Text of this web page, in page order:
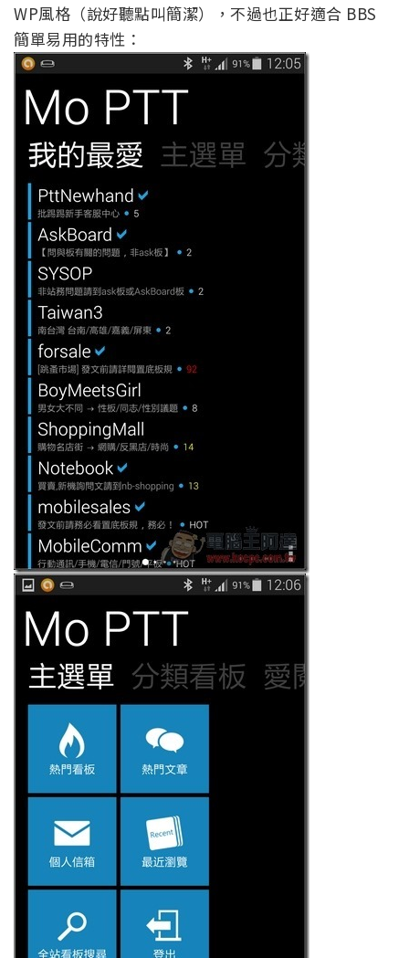
WP風格（說好聽點叫簡潔），不過也正好適合 BBS
簡單易用的特性：